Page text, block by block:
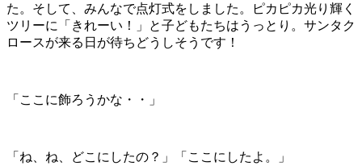
た。そして、みんなで点灯式をしました。ピカピカ光り輝く
ツリーに「きれーい！」と子どもたちはうっとり。サンタク
ロースが来る日が待ちどうしそうです！
「ここに飾ろうかな・・」
「ね、ね、どこにしたの？」「ここにしたよ。」